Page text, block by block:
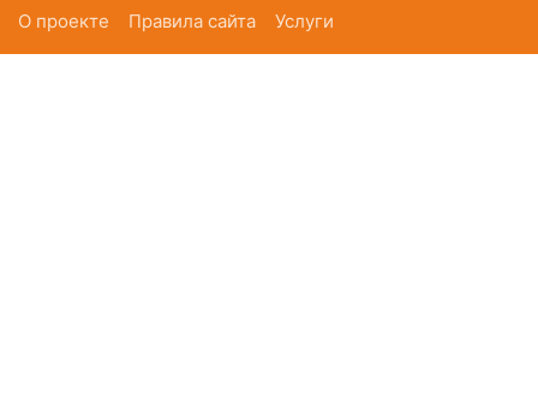
О проекте
Правила сайта Услуги